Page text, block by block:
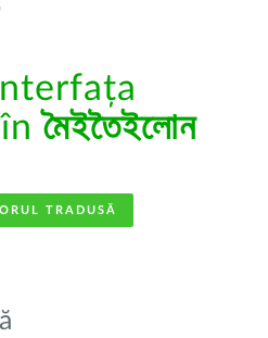
înমৈইতৈইলোন
TRADUSĂ